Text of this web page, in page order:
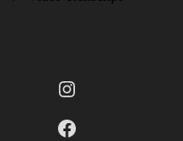
Instagram
Facebook